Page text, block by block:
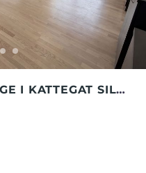
I KATTEGAT SILO